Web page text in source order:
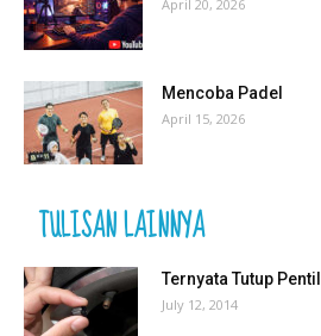
April 20, 2026
Mencoba Padel
April 15, 2026
TULISAN LAINNYA
Ternyata Tutup
July 12, 2014